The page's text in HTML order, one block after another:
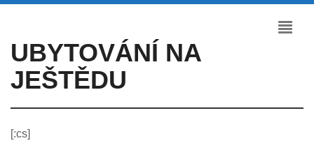
UBYTOVÁNÍ NA
JEŠTĚDU
[:cs]